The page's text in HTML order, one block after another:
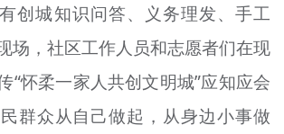
导基金
才
创城知识问答、义务理发、手工
场，社区工作人员和志愿者们在现
“怀柔一家人共创文明城”应知应会
群众从自己做起，从身边小事做